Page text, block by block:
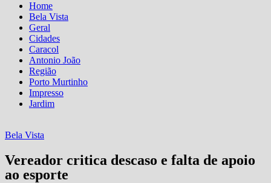
Home
Bela Vista
Geral
Cidades
Caracol
Antonio João
Região
Porto Murtinho
Impresso
Jardim
Bela Vista
Vereador critica descaso e falta de apoio
ao esporte